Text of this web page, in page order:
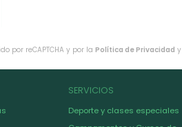
por reCAPTCHA y por la Política de Privacidad y
SERVICIOS
Deporte y clases especiales